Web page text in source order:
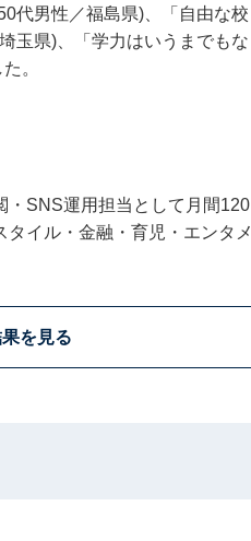
代男性／福島県)、「自由な校
玉県)、「学力はいうまでもな
。
・SNS運用担当として月間120
イル・金融・育児・エンタメ
を見る